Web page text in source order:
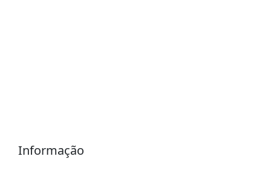
Informação